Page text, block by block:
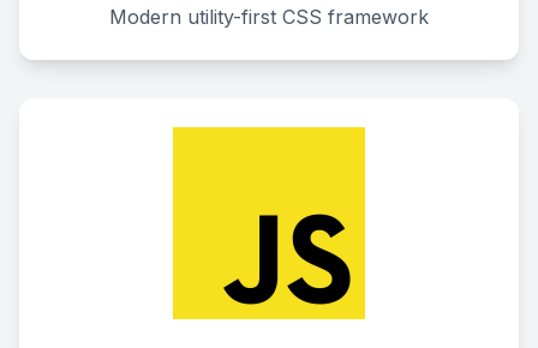
Modern utility-first CSS framework